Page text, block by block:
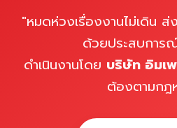
"หมดห่วงเรื่องงานไม่เดิน ส่
ด้วยประสบการ
ดำเนินงานโดย บริษัท อิมเ
ต้องตามกฎ